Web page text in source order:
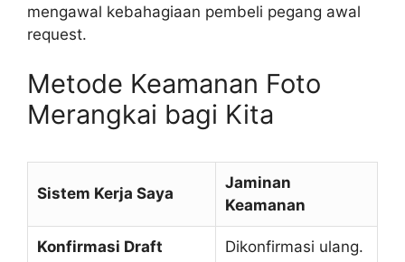
mengawal kebahagiaan pembeli pegang awal
request.
Metode Keamanan Foto
Merangkai bagi Kita
Sistem Kerja Saya
Jaminan
Keamanan
Konfirmasi Draft Dikonfirmasi ulang.